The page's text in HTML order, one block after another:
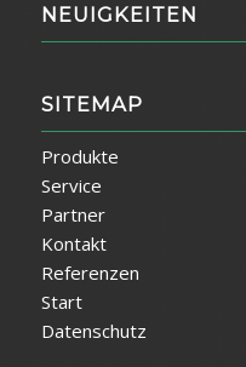
NEUIGKEITEN
SITEMAP
Produkte
Service
Partner
Kontakt
Referenzen
Start
Datenschutz